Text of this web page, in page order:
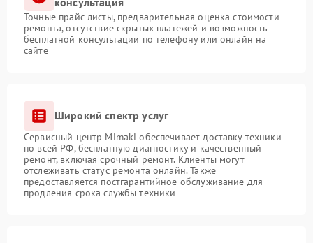
Точные прайс-листы, предварительная оценка стоимости
ремонта, отсутствие скрытых платежей и возможность
бесплатной консультации по телефону или онлайн на
сайте
Широкий спектр услуг
Сервисный центр Mimaki обеспечивает доставку техники
по всей РФ, бесплатную диагностику и качественный
ремонт, включая срочный ремонт. Клиенты могут
отслеживать статус ремонта онлайн. Также
предоставляется постгарантийное обслуживание для
продления срока службы техники